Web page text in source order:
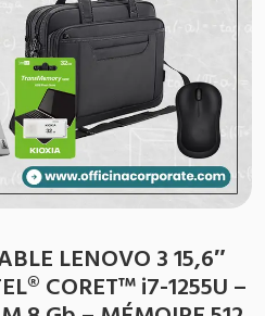
LENOVO 3 15,6″
CORET™ i7-1255U –